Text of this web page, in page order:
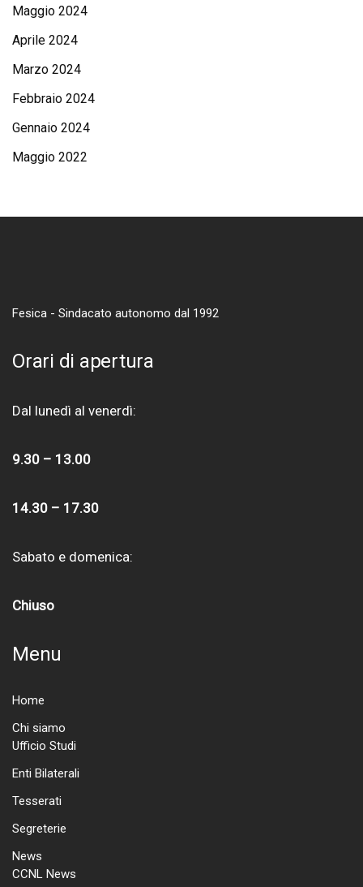
Maggio 2024
Aprile 2024
Marzo 2024
Febbraio 2024
Gennaio 2024
Maggio 2022
Fesica - Sindacato autonomo dal 1992
Orari di apertura
Dal lunedì al venerdì:
9.30 – 13.00
14.30 – 17.30
Sabato e domenica:
Chiuso
Menu
Home
Chi siamo
Ufficio Studi
Enti Bilaterali
Tesserati
Segreterie
News
CCNL News